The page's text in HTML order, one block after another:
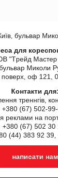
бульвар
для
"Tрейд Мастер
Миколи
поверх, оф 121,
Контакти для:
треннгів,
+380 (67) 502-99-
реклами на
+380 (67) 502 30
(44) 383 92
написати нам